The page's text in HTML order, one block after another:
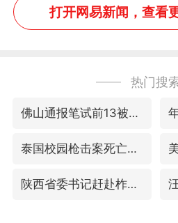
吗？”“或将成为首位考级
不带古筝的选手。”（来
打开网易新闻，查看
热门搜
佛山通报笔试前13被淘汰后5名进体检
泰国校园枪击案死亡人数升至7人
陕西省委书记赶赴柞水县杏坪镇